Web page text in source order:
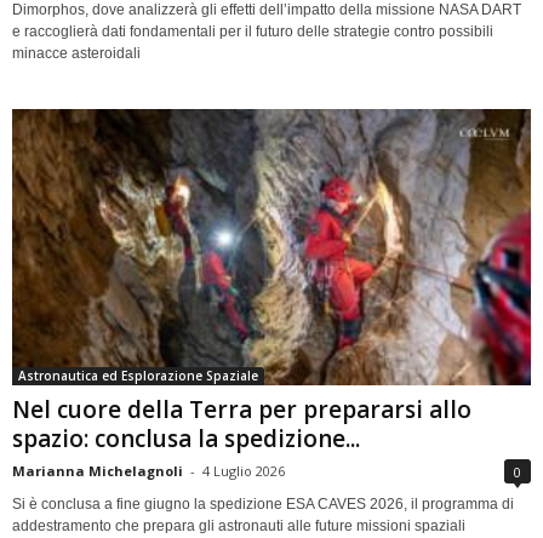
Dimorphos, dove analizzerà gli effetti dell’impatto della missione NASA DART
e raccoglierà dati fondamentali per il futuro delle strategie contro possibili
minacce asteroidali
Astronautica ed Esplorazione Spaziale
Nel cuore della Terra per prepararsi allo
spazio: conclusa la spedizione...
Marianna Michelagnoli - 4 Luglio 2026 0
Si è conclusa a fine giugno la spedizione ESA CAVES 2026, il programma di
addestramento che prepara gli astronauti alle future missioni spaziali